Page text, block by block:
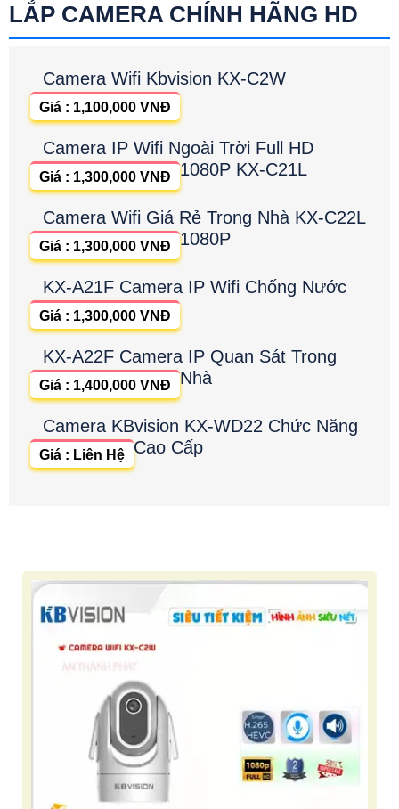
LẮP CAMERA CHÍNH HÃNG HD
Camera Wifi Kbvision KX-C2W
Giá : 1,100,000 VNĐ
Camera IP Wifi Ngoài Trời Full HD
1080P KX-C21L
Giá : 1,300,000 VNĐ
Camera Wifi Giá Rẻ Trong Nhà KX-C22L
1080P
Giá : 1,300,000 VNĐ
KX-A21F Camera IP Wifi Chống Nước
Giá : 1,300,000 VNĐ
KX-A22F Camera IP Quan Sát Trong
Nhà
Giá : 1,400,000 VNĐ
Camera KBvision KX-WD22 Chức Năng
Cao Cấp
Giá : Liên Hệ